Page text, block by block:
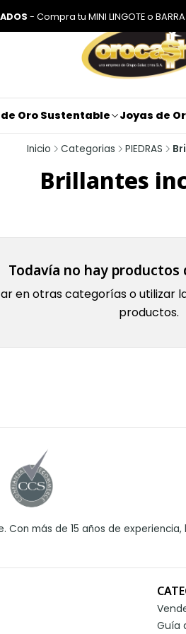
Oro Sustentable Joyas de
- Compra tu MINI LINGOTE o
Inicio Categorias PIEDRAS
Brillantes
Todavía no hay productos
en otras categorías o utilizar
productos.
más de 15 años de
Guía